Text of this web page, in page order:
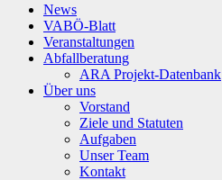
News
VABÖ-Blatt
Veranstaltungen
Abfallberatung
ARA Projekt-Datenbank
Über uns
Vorstand
Ziele und Statuten
Aufgaben
Unser Team
Kontakt